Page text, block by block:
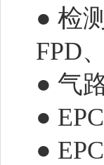
● 检
FPD
● 气
●
●